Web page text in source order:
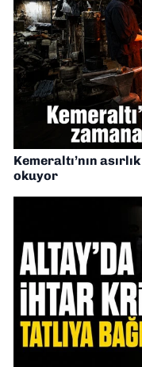
Kemeraltı’nın
okuyor